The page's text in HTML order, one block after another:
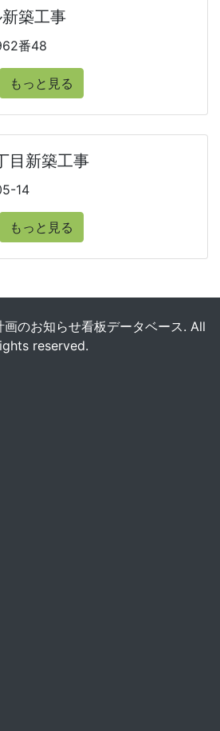
築工事
番48
もっと見る
目新築工事
14
もっと見る
のお知らせ看板データベース. All
reserved.